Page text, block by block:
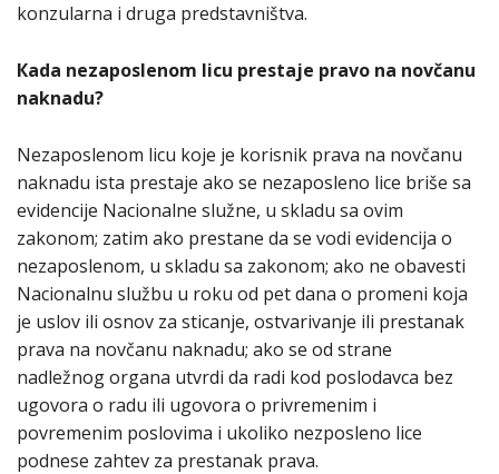
konzularna i druga predstavništva.
Кada nezaposlenom licu prestaje pravo na novčanu
naknadu?
Nezaposlenom licu koje je korisnik prava na novčanu
naknadu ista prestaje ako se nezaposleno lice briše sa
evidencije Nacionalne služne, u skladu sa ovim
zakonom; zatim ako prestane da se vodi evidencija o
nezaposlenom, u skladu sa zakonom; ako ne obavesti
Nacionalnu službu u roku od pet dana o promeni koja
je uslov ili osnov za sticanje, ostvarivanje ili prestanak
prava na novčanu naknadu; ako se od strane
nadležnog organa utvrdi da radi kod poslodavca bez
ugovora o radu ili ugovora o privremenim i
povremenim poslovima i ukoliko nezposleno lice
podnese zahtev za prestanak prava.